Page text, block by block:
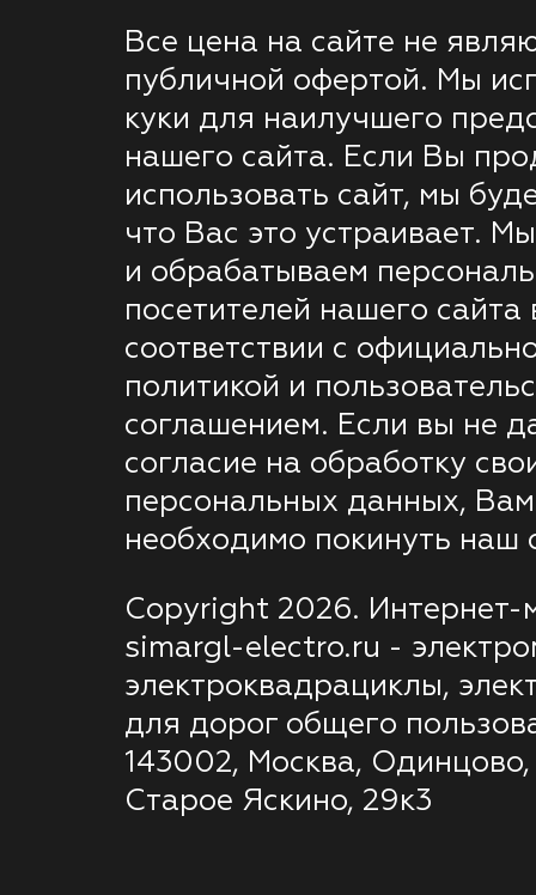
Все цена на сайте не
публичной офертой. Мы
куки для наилучшего
нашего сайта. Если Вы
использовать сайт, мы
что Вас это устраивает.
и обрабатываем
посетителей нашего сайта
соответствии с
политикой и
соглашением. Если вы не
согласие на обработку
персональных данных, Вам
необходимо покинуть наш
Copyright 2026. Интернет-
simargl-electro.ru -
электроквадрациклы,
для дорог общего
143002, Москва, Одинцово,
Старое Яскино, 29к3